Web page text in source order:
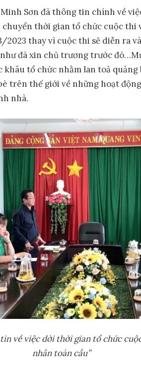
Minh Sơn đã thông tin chính về
chuyển thời gian tổ chức cuộc thi
2023 thay vì cuộc thi sẽ diễn ra
đã xin chủ trương trước
khâu tổ chức nhằm lan toả quảng
trên thế giới về những hoạt
nhà.
về việc dời thời gian tổ chức
nhân toàn cầu”